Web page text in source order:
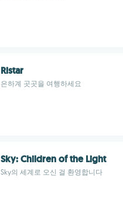
Ristar
은하계 곳곳을 여행하세요
Sky: Children of the Light
Sky의 세계로 오신 걸 환영합니다